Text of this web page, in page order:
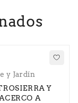
y Jardín
Y
A